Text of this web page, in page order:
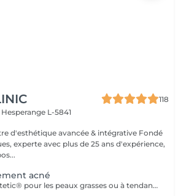
118
Hesperange L-5841
experte avec plus de 25 ans d'expérience,
acné
Solutions mesoestetic® pour les peaux grasses ou à tendance acnéique. Résultats dermatologiquement prouvés.Méthode professionnelle esthétique pour le traitement des peaux à tendance acnéique et séborrhéique. Nettoie en profondeur la peau des impuretés acnéiques, facilitant ainsi l'activité optimale de l'unité pilosébacée.